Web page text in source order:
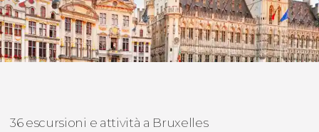
36 escursioni e attività a Bruxelles